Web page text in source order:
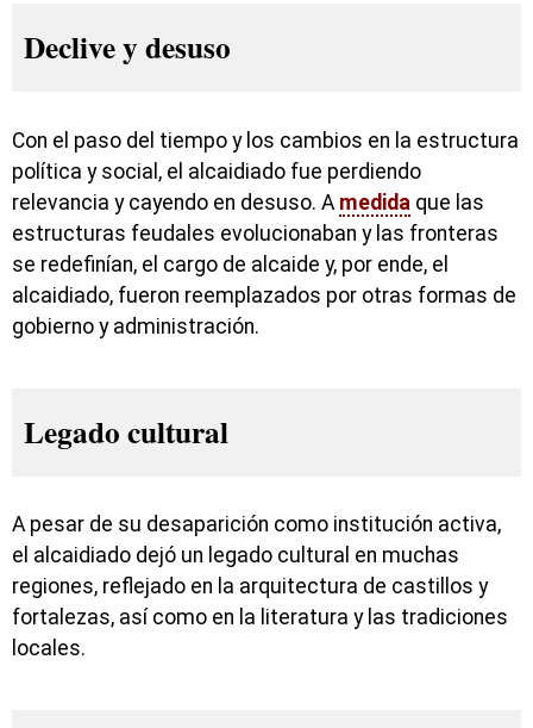
Declive y desuso
Con el paso del tiempo y los cambios en la estructura
política y social, el alcaidiado fue perdiendo
relevancia y cayendo en desuso. A medida que las
estructuras feudales evolucionaban y las fronteras
se redefinían, el cargo de alcaide y, por ende, el
alcaidiado, fueron reemplazados por otras formas de
gobierno y administración.
Legado cultural
A pesar de su desaparición como institución activa,
el alcaidiado dejó un legado cultural en muchas
regiones, reflejado en la arquitectura de castillos y
fortalezas, así como en la literatura y las tradiciones
locales.